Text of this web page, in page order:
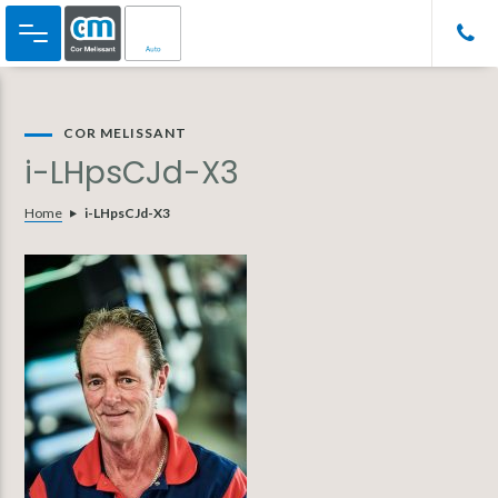
Door
naar
de
Spring
naar
de
Spring
naar
de
COR MELISSANT
i-LHpsCJd-X3
Home i-LHpsCJd-X3